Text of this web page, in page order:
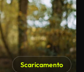
Scaricamento